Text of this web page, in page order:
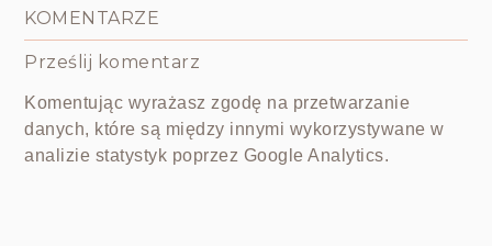
KOMENTARZE
Prześlij komentarz
Komentując wyrażasz zgodę na przetwarzanie
danych, które są między innymi wykorzystywane w
analizie statystyk poprzez Google Analytics.